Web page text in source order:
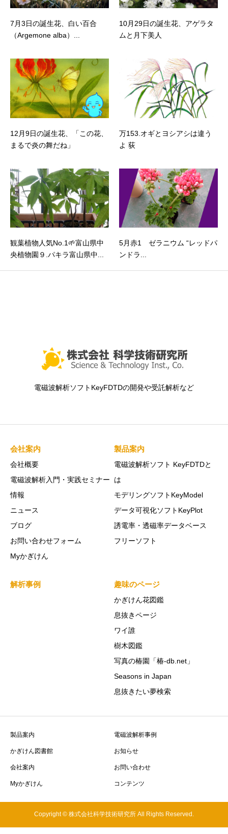
7月3日の誕生花、白い百合
（Argemone alba）...
10月29日の誕生花、アゲラタ
ムと月下美人
12月9日の誕生花、「この花、
まるで炎の舞だね」
万153.オギとヨシアシは違う
よ 荻
観葉植物人気No.1🌱富山県中
央植物園９.パキラ富山県中...
5月赤1 ゼラニウム “レッドパ
ンドラ...
電磁波解析ソフトKeyFDTDの開発や受託解析など
会社案内
会社概要
電磁波解析入門・実践セミナー
情報
ニュース
ブログ
お問い合わせフォーム
Myかぎけん
製品案内
電磁波解析ソフト KeyFDTDと
は
モデリングソフトKeyModel
データ可視化ソフトKeyPlot
誘電率・透磁率データベース
フリーソフト
解析事例 趣味のページ
かぎけん花図鑑
息抜きページ
ワイ誰
樹木図鑑
写真の椿園「椿-db.net」
Seasons in Japan
息抜きたい夢検索
製品案内 電磁波解析事例
かぎけん図書館 お知らせ
会社案内 お問い合わせ
Myかぎけん コンテンツ
Copyright © 株式会社科学技術研究所 All Rights Reserved.